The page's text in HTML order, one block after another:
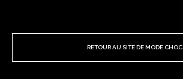
RETOUR AU SITE DE MODE CHOC